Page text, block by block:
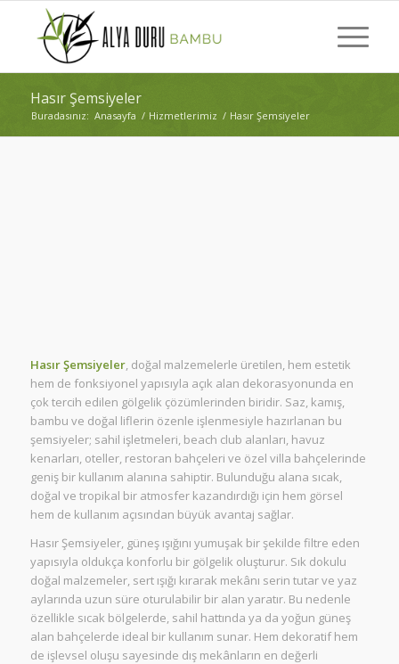
Hasır Şemsiyeler
Buradasınız: Anasayfa / Hizmetlerimiz / Hasır Şemsiyeler
Hasır Şemsiyeler, doğal malzemelerle üretilen, hem estetik
hem de fonksiyonel yapısıyla açık alan dekorasyonunda en
çok tercih edilen gölgelik çözümlerinden biridir. Saz, kamış,
bambu ve doğal liflerin özenle işlenmesiyle hazırlanan bu
şemsiyeler; sahil işletmeleri, beach club alanları, havuz
kenarları, oteller, restoran bahçeleri ve özel villa bahçelerinde
geniş bir kullanım alanına sahiptir. Bulunduğu alana sıcak,
doğal ve tropikal bir atmosfer kazandırdığı için hem görsel
hem de kullanım açısından büyük avantaj sağlar.
Hasır Şemsiyeler, güneş ışığını yumuşak bir şekilde filtre eden
yapısıyla oldukça konforlu bir gölgelik oluşturur. Sık dokulu
doğal malzemeler, sert ışığı kırarak mekânı serin tutar ve yaz
aylarında uzun süre oturulabilir bir alan yaratır. Bu nedenle
özellikle sıcak bölgelerde, sahil hattında ya da yoğun güneş
alan bahçelerde ideal bir kullanım sunar. Hem dekoratif hem
de işlevsel oluşu sayesinde dış mekânların en değerli